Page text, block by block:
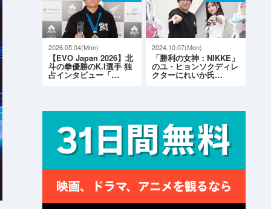
2026.05.04(Mon)
【EVO Japan 2026】北
斗の拳優勝のK.I選手 独
占インタビュー「…
2024.10.07(Mon)
「勝利の女神：NIKKE」
のユ・ヒョンソクディレ
クターにれいか氏…